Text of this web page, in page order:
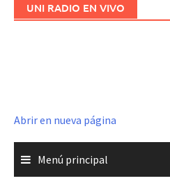
UNI RADIO EN VIVO
Abrir en nueva página
Menú principal